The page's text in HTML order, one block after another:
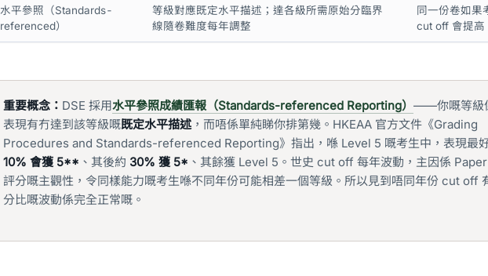
水平參照（Standards-
referenced）
等級對應既定水平描述；達各級所需原始分臨界
線隨卷難度每年調整
同一份卷如果
cut off 會提高
重要概念： DSE 採用水平參照成績匯報（Standards-referenced Reporting） ——你嘅等級
表現有冇達到該等級嘅既定水平描述，而唔係單純睇你排第幾。HKEAA 官方文件《Grading
Procedures and Standards-referenced Reporting》指出，喺 Level 5 嘅考生中，表現最
10% 會獲 5** 、其後約 30% 獲 5* 、其餘獲 Level 5。世史 cut off 每年波動，主因係
評分嘅主觀性，令同樣能力嘅考生喺不同年份可能相差一個等級。所以見到唔同年份 cut off
分比嘅波動係完全正常嘅。